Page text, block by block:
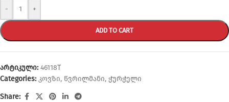
- +
ADD TO CART
არტიკული:46118T
Categories: კოვზი, წვრილმანი, ჭურჭელი
Share: